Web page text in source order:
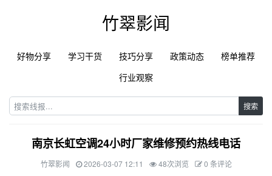
竹翠影闻
好物分享 学习干货 技巧分享 政策动态
榜单推荐
行业观察
搜索
南京长虹空调24小时厂家维修预约热线电话
竹翠影闻 2026-03-07 12:11 48次浏览 0 条评论